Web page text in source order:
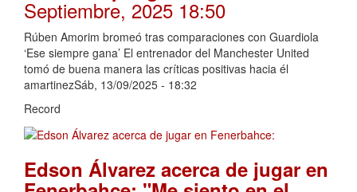
Septiembre, 2025 18:50
Rúben Amorim bromeó tras comparaciones con Guardiola
‘Ese siempre gana’ El entrenador del Manchester United
tomó de buena manera las críticas positivas hacia él
amartinezSáb, 13/09/2025 - 18:32
Record
Edson Álvarez acerca de jugar en